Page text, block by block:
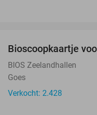
Bioscoopkaartje
BIOS Zeelandhallen
Goes
Verkocht: 2.428